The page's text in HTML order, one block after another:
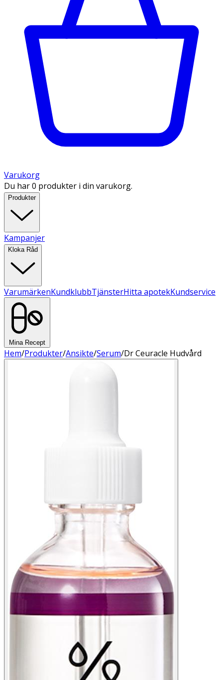
Varukorg
Du har 0 produkter i din varukorg.
Produkter
Kampanjer
Kloka Råd
VarumärkenKundklubbTjänsterHitta apotekKundservice
Mina Recept
Hem/Produkter/Ansikte/Serum/Dr Ceuracle Hudvård